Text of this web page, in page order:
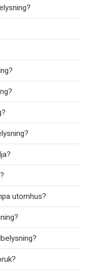
utomhus?